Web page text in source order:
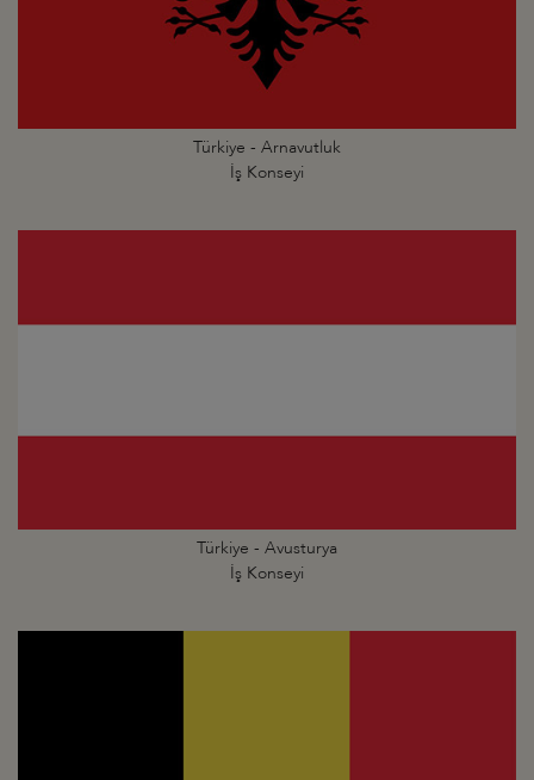
Türkiye - Arnavutluk
İş Konseyi
Türkiye - Avusturya
İş Konseyi